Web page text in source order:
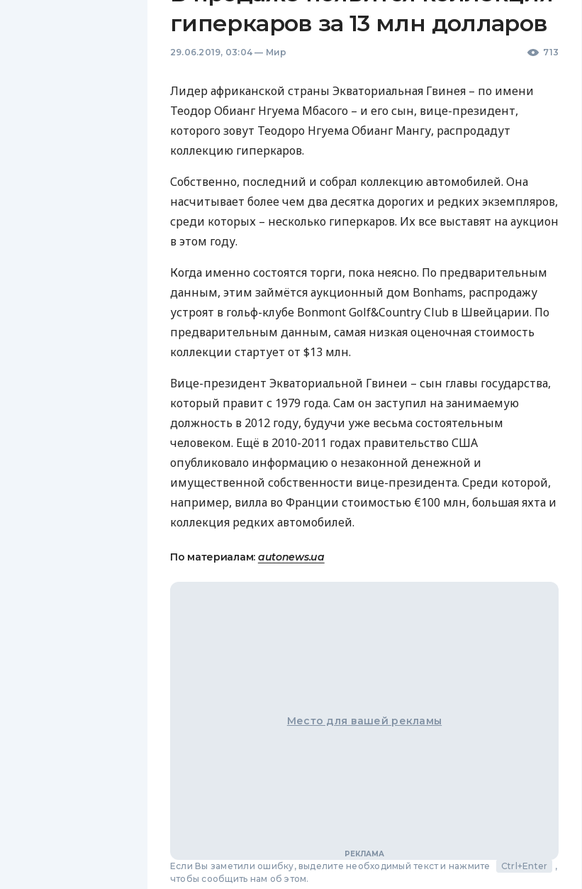
гиперкаров за 13 млн долларов
29.06.2019, 03:04 — Мир 713
Лидер африканской страны Экваториальная Гвинея – по имени
Теодор Обианг Нгуема Мбасого – и его сын, вице-президент,
которого зовут Теодоро Нгуема Обианг Мангу, распродадут
коллекцию гиперкаров.
Собственно, последний и собрал коллекцию автомобилей. Она
насчитывает более чем два десятка дорогих и редких экземпляров,
среди которых – несколько гиперкаров. Их все выставят на аукцион
в этом году.
Когда именно состоятся торги, пока неясно. По предварительным
данным, этим займётся аукционный дом Bonhams, распродажу
устроят в гольф-клубе Bonmont Golf&Country Club в Швейцарии. По
предварительным данным, самая низкая оценочная стоимость
коллекции стартует от $13 млн.
Вице-президент Экваториальной Гвинеи – сын главы государства,
который правит с 1979 года. Сам он заступил на занимаемую
должность в 2012 году, будучи уже весьма состоятельным
человеком. Ещё в 2010-2011 годах правительствоСША
опубликовало информацию о незаконной денежной и
имущественной собственности вице-президента. Среди которой,
например, вилла во Франции стоимостью €100 млн, большая яхта и
коллекция редких автомобилей.
По материалам: autonews.ua
Место для вашей рекламы
Если Вы заметили ошибку, выделите необходимый текст и нажмите Ctrl+Enter
,
чтобы сообщить нам об этом.